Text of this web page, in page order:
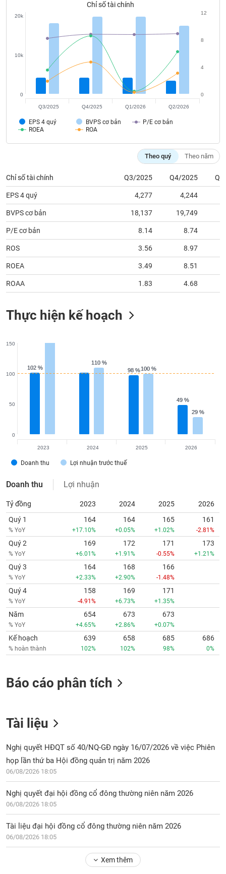
Chỉ số tài chính
EPS 4 quý BVPS cơ bản
P/E cơ bản
ROEA
ROA
0
10k
20k
0
4
8
12
Q3/2025 Q4/2025 Q1/2026 Q2/2026
Theo quý Theo năm
Chỉ số tài chính Q3/2025 Q4/2025
EPS 4 quý 4,277 4,244
BVPS cơ bản 18,137 19,749
P/E cơ bản 8.14 8.74
ROS 3.56 8.97
ROEA 3.49 8.51
ROAA 1.83 4.68
Thực hiện kế hoạch
102 %
102 % 98 %
98 %
49 %
49 %
110 %
110 %
100 %
100 %
29 %
29 %
Doanh thu Lợi nhuận trước thuế
0
50
100
150
2023 2024 2025 2026
Doanh thu Lợi nhuận
Tỷ đồng 2023 2024 2025
2026
Quý 1
% YoY
164
+17.10%
164
+0.05%
165
+1.02%
161
-2.81%
Quý 2
% YoY
169
+6.01%
172
+1.91%
171
-0.55%
173
+1.21%
Quý 3
% YoY
164
+2.33%
168
+2.90%
166
-1.48%
Quý 4
% YoY
158
-4.91%
169
+6.73%
171
+1.35%
Năm
% YoY
654
+4.65%
673
+2.86%
673
+0.07%
Kế hoạch
% hoàn thành
639
102%
658
102%
685
98%
686
0%
Báo cáo phân tích
Tài liệu
Nghị quyết HĐQT số 40/NQ-GĐ ngày 16/07/2026 về việc Phiên
họp lần thứ ba Hội đồng quản trị năm 2026
06/08/2026 18:05
Nghị quyết đại hội đồng cổ đông thường niên năm 2026
06/08/2026 18:05
Tài liệu đại hội đồng cổ đông thường niên năm 2026
06/08/2026 18:05
Xem thêm